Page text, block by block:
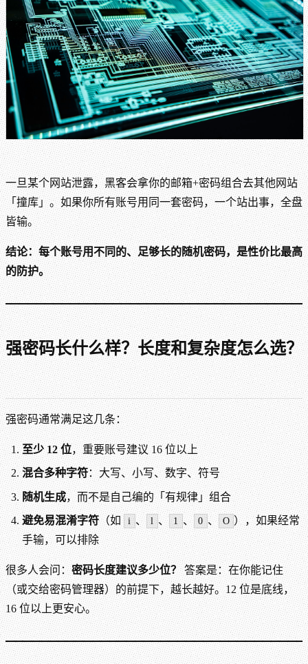
一旦某个网站泄露，黑客会拿你的邮箱+密码组合去其他网站
「撞库」。如果你所有账号用同一套密码，一个站出事，全盘
皆输。
结论：每个账号用不同的、足够长的随机密码，是性价比最高
的防护。
强密码长什么样？长度和复杂度怎么选？
强密码通常满足这几条：
至少 12 位，重要账号建议 16 位以上
混合多种字符：大写、小写、数字、符号
随机生成，而不是自己编的「有规律」组合
避免易混淆字符（如 i 、 l 、 1 、 0 、 O ），如果经常
手输，可以排除
很多人会问：密码长度建议多少位？答案是：在你能记住
（或交给密码管理器）的前提下，越长越好。12 位是底线，
16 位以上更安心。